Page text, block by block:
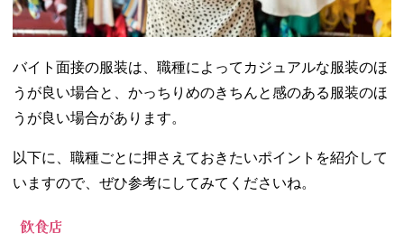
バイト面接の服装は、職種によってカジュアルな服装のほ
うが良い場合と、かっちりめのきちんと感のある服装のほ
うが良い場合があります。
以下に、職種ごとに押さえておきたいポイントを紹介して
いますので、ぜひ参考にしてみてくださいね。
飲食店